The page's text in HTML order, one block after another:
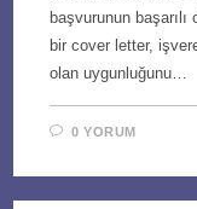
başvurunun
bir cover letter,
olan uygunluğunu…
0 YORUM